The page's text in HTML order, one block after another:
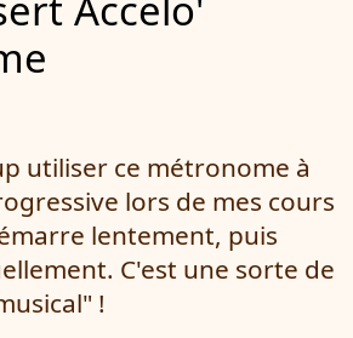
utiliser ce métronome à
lors de mes cours
lentement, puis
C'est une sorte de
!